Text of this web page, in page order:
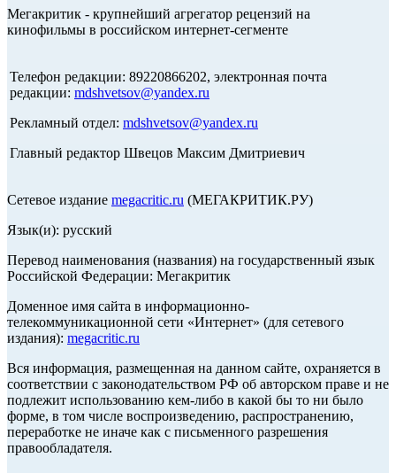
Мегакритик - крупнейший агрегатор рецензий на
кинофильмы в российском интернет-сегменте
Телефон редакции: 89220866202, электронная почта
редакции: mdshvetsov@yandex.ru
Рекламный отдел: mdshvetsov@yandex.ru
Главный редактор Швецов Максим Дмитриевич
Сетевое издание megacritic.ru (МЕГАКРИТИК.РУ)
Язык(и): русский
Перевод наименования (названия) на государственный язык
Российской Федерации: Мегакритик
Доменное имя сайта в информационно-
телекоммуникационной сети «Интернет» (для сетевого
издания): megacritic.ru
Вся информация, размещенная на данном сайте, охраняется в
соответствии с законодательством РФ об авторском праве и не
подлежит использованию кем-либо в какой бы то ни было
форме, в том числе воспроизведению, распространению,
переработке не иначе как с письменного разрешения
правообладателя.